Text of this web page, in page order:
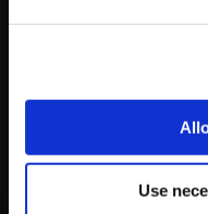
Use
【
ト